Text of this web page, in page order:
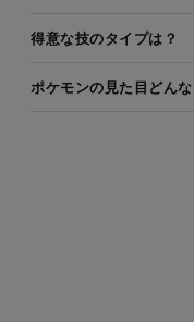
得意な技のタイプは？
ポケモンの見た目どん